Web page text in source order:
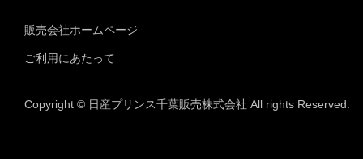
販売会社ホームページ
ご利用にあたって
Copyright © 日産プリンス千葉販売株式会社 All rights Reserved.